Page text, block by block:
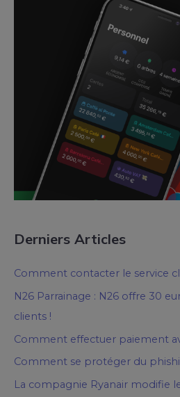
Derniers Articles
Comment contacter le service
N26 Parrainage : N26 offre 30
clients !
Comment effectuer paiement
Comment se protéger du
La compagnie Ryanair modifie